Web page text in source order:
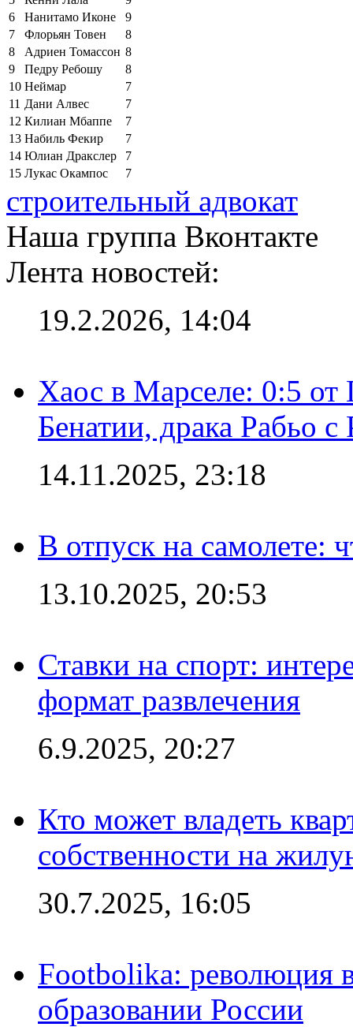
6
Нанитамо Иконе
9
7
Флорьян Товен
8
8
Адриен Томассон 8
9
Педру Ребошу
8
10 Неймар
7
11 Дани Алвес
7
12 Килиан Мбаппе
7
13 Набиль Фекир
7
14 Юлиан Дракслер
7
15 Лукас Окампос 7
строительный адвокат
Наша группа Вконтакте
Лента новостей:
19.2.2026, 14:04
Хаос в Марселе: 0:5
Бенатии, драка Рабьо с
14.11.2025, 23:18
В отпуск на самолете:
13.10.2025, 20:53
Ставки на спорт:
формат развлечения
6.9.2025, 20:27
Кто может владеть
собственности на
30.7.2025, 16:05
Footbolika: революция
образовании России